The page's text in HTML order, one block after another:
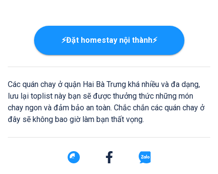
⚡Đặt homestay nội thành⚡
Các quán chay ở quận Hai Bà Trưng khá nhiều và đa dạng,
lưu lại toplist này bạn sẽ được thưởng thức những món
chay ngon và đảm bảo an toàn. Chắc chắn các quán chay ở
đây sẽ không bao giờ làm bạn thất vọng.